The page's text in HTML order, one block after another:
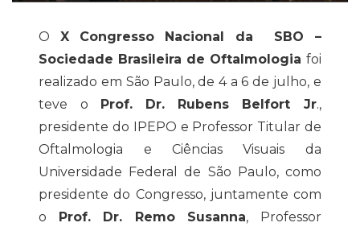
O X Congresso Nacional da SBO –
Sociedade Brasileira de Oftalmologia foi
realizado em São Paulo, de 4 a 6 de julho, e
teve o
Prof. Dr. Rubens Belfort Jr.,
presidente do IPEPO e Professor Titular de
Oftalmologia e Ciências Visuais da
Universidade Federal de São Paulo, como
presidente do Congresso, juntamente com
o
Prof. Dr. Remo Susanna, Professor